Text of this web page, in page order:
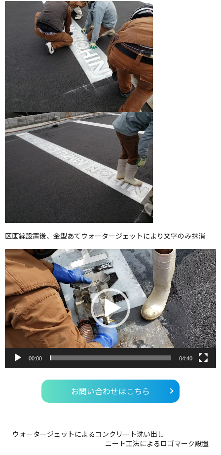
区画線設置後、金型あてウォータージェットにより文字のみ抹消
動
画
プ
レ
ー
ヤ
ー
00:00 04:40
お問い合わせはこちら
ウォータージェットによるコンクリート洗い出し
ニート工法によるロゴマーク設置